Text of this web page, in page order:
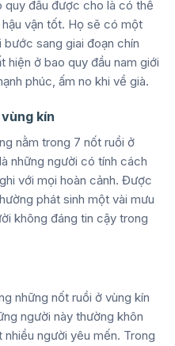
quy đầu được cho là có thể
vận tốt. Họ sẽ có một
sang giai đoạn chín
hiện ở bao quy đầu nam giới
phúc, ấm no khi về già.
kín
nằm trong 7 nốt ruồi ở
những người có tính cách
với mọi hoàn cảnh. Được
phát sinh một vài mưu
không đáng tin cậy trong
những nốt ruồi ở vùng kín
người này thường khôn
người yêu mến. Trong